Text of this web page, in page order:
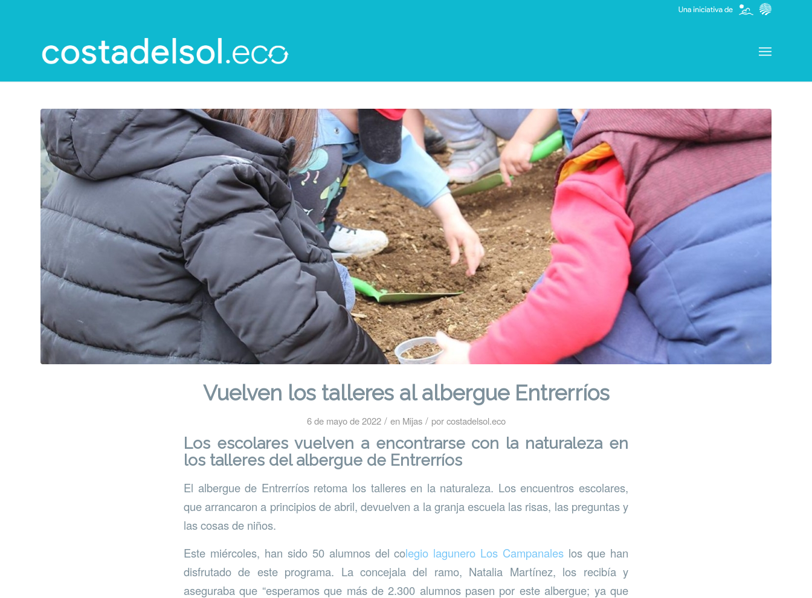
Vuelven los talleres al albergue Entrerríos
6 de mayo de 2022 / en Mijas / porcostadelsol.eco
Los escolares vuelven a encontrarse con la naturaleza en
los talleres del albergue de Entrerríos
El albergue de Entrerríos retoma los talleres en la naturaleza. Los encuentros escolares,
que arrancaron a principios de abril, devuelven a la granja escuela las risas, las preguntas y
las cosas de niños.
Este miércoles, han sido 50 alumnos del colegio lagunero Los Campanales los que han
disfrutado de este programa. La concejala del ramo, Natalia Martínez, los recibía y
aseguraba que “esperamos que más de 2.300 alumnos pasen por este albergue; ya que